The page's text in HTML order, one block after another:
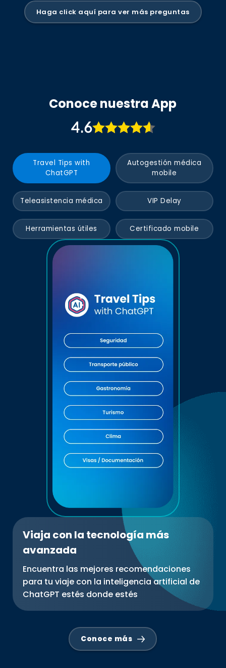
ellos se encuentran los del espacio Schengen en
Europa (como España, Francia o Alemania), así
Haga click aquí para ver más preguntas
Conoce nuestra App
4.6
Travel Tips with
ChatGPT
Autogestión médica
mobile
Teleasistencia médica VIP Delay
Herramientas útiles Certificado mobile
Viaja con la tecnología más
avanzada
Encuentra las mejores recomendaciones
para tu viaje con la inteligencia artificial de
ChatGPT estés donde estés
Conoce más